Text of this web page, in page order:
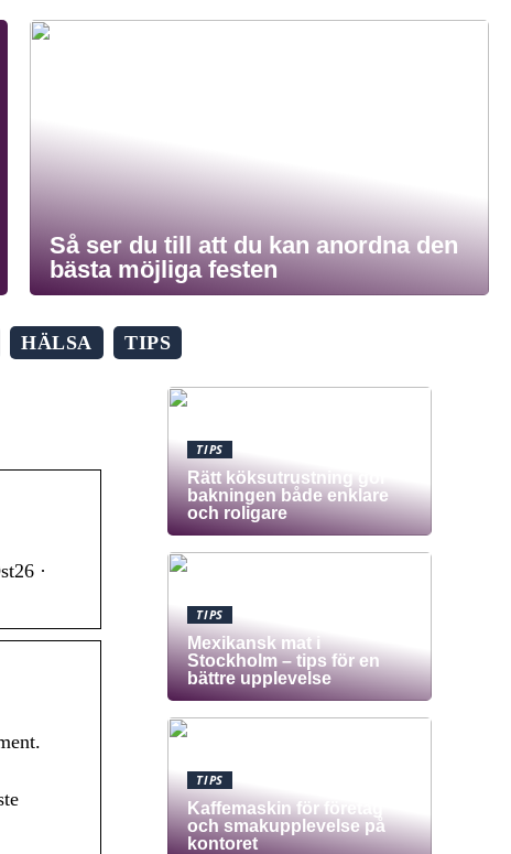
Så ser du till att du kan anordna den
bästa möjliga festen
HÄLSA TIPS
·
TIPS
Rätt köksutrustning gör
bakningen både enklare
och roligare
TIPS
Mexikansk mat i
Stockholm – tips för en
bättre upplevelse
TIPS
Kaffemaskin för företag
och smakupplevelse på
kontoret